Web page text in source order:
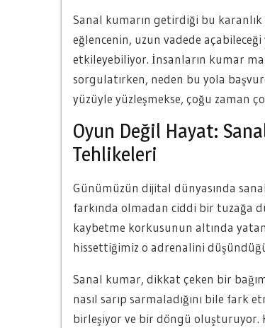
Sanal kumarın getirdiği bu karanlık
eğlencenin, uzun vadede
etkileyebiliyor. İnsanların kumar
sorgulatırken, neden bu yola
yüzüyle yüzleşmekse, çoğu zaman
Oyun Değil Hayat:
Tehlikeleri
Günümüzün dijital dünyasında
farkında olmadan ciddi bir tuzağa
kaybetme korkusunun altında
hissettiğimiz o adrenalini
Sanal kumar, dikkat çeken bir
nasıl sarıp sarmaladığını bile
birleşiyor ve bir döngü oluşturuyor.